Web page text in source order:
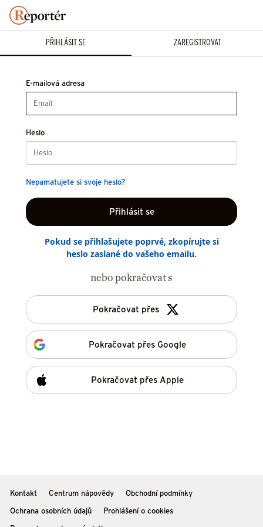
PŘIHLÁSIT SE ZAREGISTROVAT
E-mailová adresa
Heslo
Nepamatujete si svoje heslo?
Pokud se přihlašujete poprvé, zkopírujte si
heslo zaslané do vašeho emailu.
nebo pokračovat s
Pokračovat přes
Pokračovat přes Google
Pokračovat přes Apple
Kontakt Centrum nápovědy
Obchodní podmínky
Ochrana osobních údajů
Prohlášení o cookies